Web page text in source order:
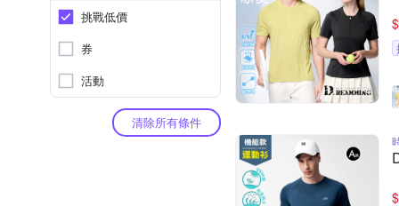
挑戰低價
券
活動
清除所有條件
$
$